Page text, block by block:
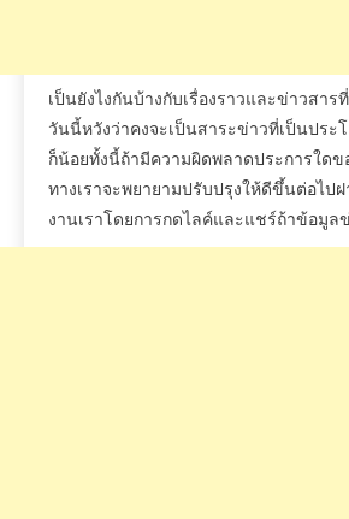
เป็นยังไงกันบ้างกับเรื่องราวและข่าวสา
วันนี้หวังว่าคงจะเป็นสาระข่าวที่เป็นประ
ก็น้อยทั้งนี้ถ้ามีความผิดพลาดประการใด
ทางเราจะพยายามปรับปรุงให้ดีขึ้นต่อไปฝ
งานเราโดยการกดไลค์และแชร์ถ้าข้อมูล